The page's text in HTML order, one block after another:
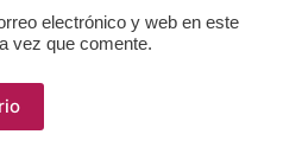
electrónico y web en este
vez que comente.